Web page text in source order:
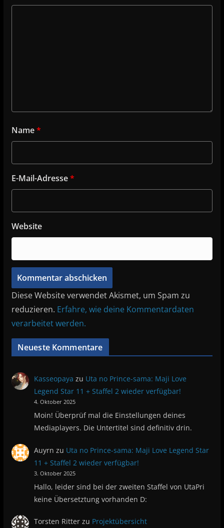
Name*
E-Mail-Adresse*
Website
Diese Website verwendet Akismet, um Spam zu
reduzieren. Erfahre, wie deine Kommentardaten
verarbeitet werden.
Neueste Kommentare
Kasseopaya zu Uta no Prince-sama: Maji Love
Legend Star 11 + Staffel 2 wieder verfügbar!
4. Oktober 2025
Moin! Überprüf mal die Einstellungen deines
Mediaplayers. Die Untertitel sind definitiv drin.
Auyrn zu Uta no Prince-sama: Maji Love Legend Star
11 + Staffel 2 wieder verfügbar!
3. Oktober 2025
Hallo, leider sind bei der zweiten Staffel von UtaPri
keine Übersetztung vorhanden D:
Torsten Ritter zu Projektübersicht